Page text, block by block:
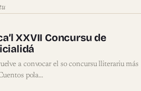
XXVII Concursu de
a convocar el so concursu lliterariu más
pola…